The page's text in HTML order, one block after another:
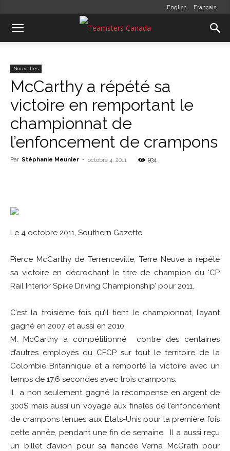
English Français
Nouvelles
McCarthy a répété sa
victoire en remportant le
championnat de
l’enfoncement de crampons
Par Stéphanie Meunier - octobre 4, 2011 934
Le 4 octobre 2011, Southern Gazette
Pierce McCarthy de Terrenceville, Terre Neuve a répété
sa victoire en décrochant le titre de champion du ‘CP
Rail Interior Spike Driving Championship’ pour 2011.
C’est la troisième fois qu’il tient le championnat, l’ayant
gagné en 2007 et aussi en 2010.
M. McCarthy a compétitionné contre des centaines
d’autres employés du CFCP sur tout le territoire de la
Colombie Britannique et a remporté la victoire avec un
temps de 17,6 secondes avec trois crampons.
Il a non seulement gagné la récompense en argent de
300$ mais aussi un voyage aux finales de l’enfoncement
de crampons tenues aux États-Unis pour la première fois
cette année, pendant une fin de semaine. Il a aussi reçu
un billet d’avion pour sa fiancée Verna McGrath pour